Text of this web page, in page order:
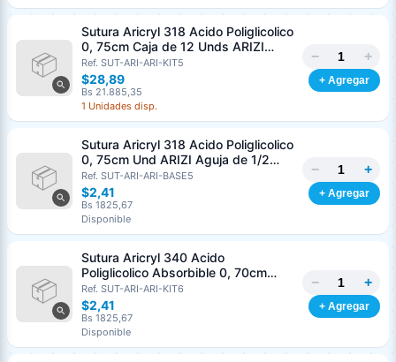
Sutura Aricryl 318 Acido Poliglicolico
0, 75cm Caja de 12 Unds ARIZI
Aguja de 1/2 Punta Cónica 26mm
Ref. SUT-ARI-ARI-KIT5
$28,89
Bs 21.885,35
1 Unidades disp.
− +
+ Agregar
Sutura Aricryl 318 Acido Poliglicolico
0, 75cm Und ARIZI Aguja de 1/2
Punta Cónica 26mm
Ref. SUT-ARI-ARI-BASE5
$2,41
Bs 1825,67
Disponible
− +
+ Agregar
Sutura Aricryl 340 Acido
Poliglicolico Absorbible 0, 70cm
Caja de 12 Unds ARIZI Aguja de 1/2
Punta Cónica 36mm
Ref. SUT-ARI-ARI-KIT6
$2,41
Bs 1825,67
Disponible
− +
+ Agregar
Generar cotización
Completá los datos para emitir el PDF
Nombre o razón social
Cédula o RIF*
Teléfono (opcional)
Clave